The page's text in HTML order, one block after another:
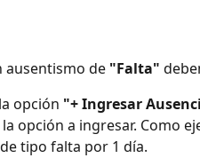
ausentismo de "Falta"
opción "+ Ingresar
opción a ingresar. Como
tipo falta por 1 día.